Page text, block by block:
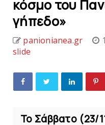
κόσμο του
γήπεδο»
panionianea.gr
slide
Το Σάββατο (23/